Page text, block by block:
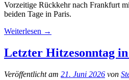
Vorzeitige Rückkehr nach Frankfurt
beiden Tage in Paris.
Weiterlesen →
Letzter Hitzesonntag
Veröffentlicht am 21. Juni 2026 von